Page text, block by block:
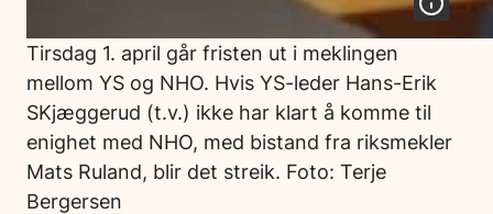
Tirsdag 1. april går fristen ut i meklingen
mellom YS og NHO. Hvis YS-leder Hans-Erik
SKjæggerud (t.v.) ikke har klart å komme til
enighet med NHO, med bistand fra riksmekler
Mats Ruland, blir det streik. Foto: Terje
Bergersen